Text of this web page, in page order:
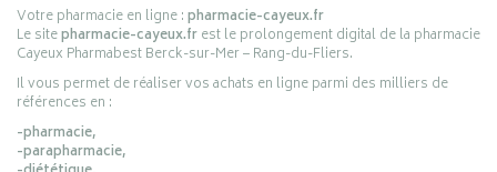
Votre pharmacie en ligne :pharmacie-cayeux.fr
Le sitepharmacie-cayeux.frest le prolongement digital de la pharmacie
Cayeux Pharmabest Berck-sur-Mer – Rang-du-Fliers.
Il vous permet de réaliser vos achats en ligne parmi des milliers de
références en :
-pharmacie,
-parapharmacie,